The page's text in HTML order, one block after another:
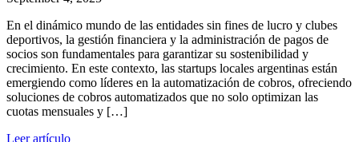
En el dinámico mundo de las entidades sin fines de lucro y clubes
deportivos, la gestión financiera y la administración de pagos de
socios son fundamentales para garantizar su sostenibilidad y
crecimiento. En este contexto, las startups locales argentinas están
emergiendo como líderes en la automatización de cobros, ofreciendo
soluciones de cobros automatizados que no solo optimizan las
cuotas mensuales y […]
Leer artículo